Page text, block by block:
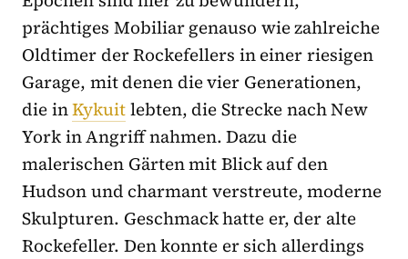
prächtiges Mobiliar genauso wie zahlreiche
Oldtimer der Rockefellers in einer riesigen
Garage, mit denen die vier Generationen,
die inKykuitlebten, die Strecke nach New
York in Angriff nahmen. Dazu die
malerischen Gärten mit Blick auf den
Hudson und charmant verstreute, moderne
Skulpturen. Geschmack hatte er, der alte
Rockefeller. Den konnte er sich allerdings